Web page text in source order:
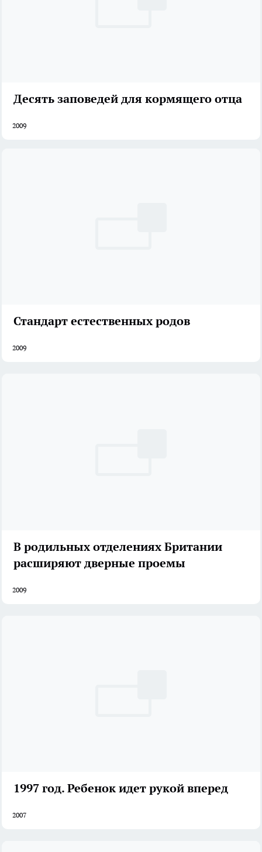
Десять заповедей для кормящего отца
2009
Стандарт естественных родов
2009
В родильных отделениях Британии
расширяют дверные проемы
2009
1997 год. Ребенок идет рукой вперед
2007